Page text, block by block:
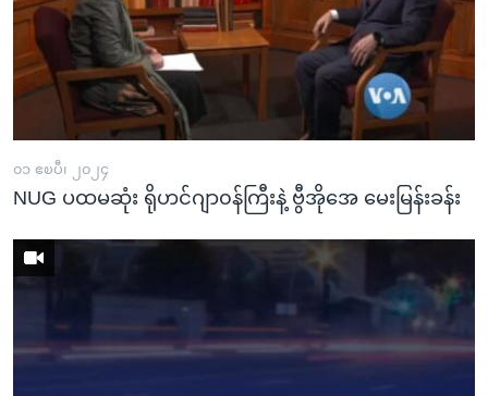
၀၁ ဧၿပီ၊ ၂၀၂၄
NUG ပထမဆုံး ရိုဟင်ဂျာ၀န်ကြီးနဲ့ ဗွီအိုအေ မေးမြန်းခန်း